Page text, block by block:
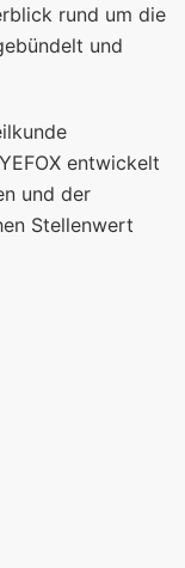
rund um die
und
entwickelt
und der
Stellenwert